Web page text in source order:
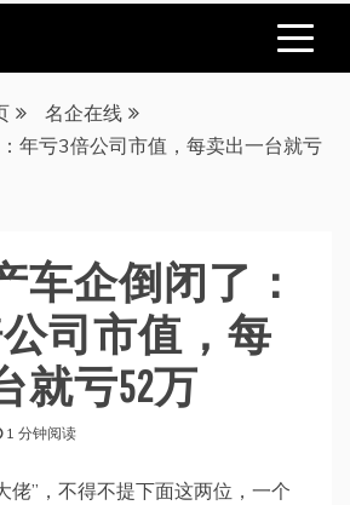
名企在线
年亏3倍公司市值，每卖出一台就亏
车企倒闭了：
司市值，每
就亏52万
1 分钟阅读
佬”，不得不提下面这两位，一个